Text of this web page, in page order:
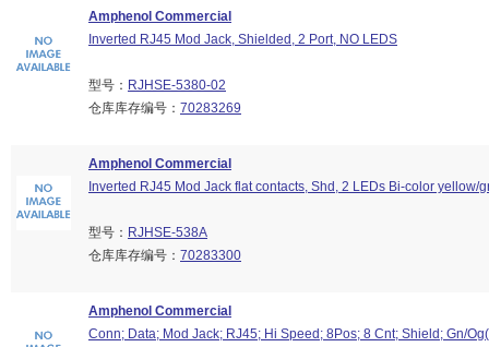
Amphenol Commercial
Inverted RJ45 Mod Jack, Shielded, 2 Port, NO LEDS
型号： RJHSE-5380-02
仓库库存编号： 70283269
Amphenol Commercial
Inverted RJ45 Mod Jack flat contacts, Shd, 2 LEDs Bi-color yellow/
型号： RJHSE-538A
仓库库存编号： 70283300
Amphenol Commercial
Conn; Data; Mod Jack; RJ45; Hi Speed; 8Pos; 8 Cnt; Shield; Gn/